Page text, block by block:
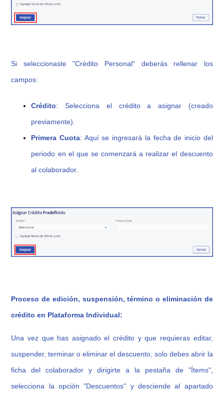
Si seleccionaste "Crédito Personal" deberás rellenar los
campos:
Crédito: Selecciona el crédito a asignar (creado
previamente)
Primera Cuota: Aquí se ingresará la fecha de inicio del
periodo en el que se comenzará a realizar el descuento
al colaborador.
Proceso de edición, suspensión, término o eliminación de
crédito en Plataforma Individual:
Una vez que has asignado el crédito y que requieras editar,
suspender, terminar o eliminar el descuento, solo debes abrir la
ficha del colaborador ydirigirte a la pestaña de "Ítems",
selecciona la opción "Descuentos" y desciende al apartado